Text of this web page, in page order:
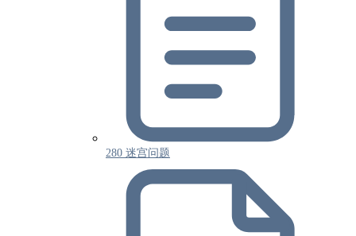
280 迷宫问题